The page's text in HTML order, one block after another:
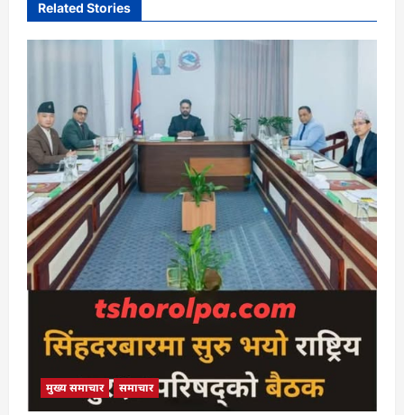
Related Stories
मुख्य समाचार समाचार